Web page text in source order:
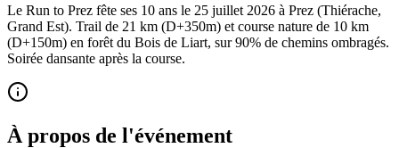
Le Run to Prez fête ses 10 ans le 25 juillet 2026 à Prez (Thiérache,
Grand Est). Trail de 21 km (D+350m) et course nature de 10 km
(D+150m) en forêt du Bois de Liart, sur 90% de chemins ombragés.
Soirée dansante après la course.
À propos de l'événement